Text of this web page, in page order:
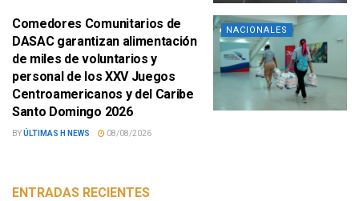
NACIONALES
Comedores Comunitarios de
DASAC garantizan alimentación
de miles de voluntarios y
personal de los XXV Juegos
Centroamericanos y del Caribe
Santo Domingo 2026
BYÚLTIMAS H NEWS 08/08/2026
ENTRADAS RECIENTES